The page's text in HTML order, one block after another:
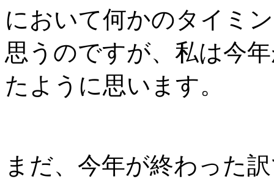
において何かのタイミ
思うのですが、私は今
たように思います。
まだ、今年が終わった